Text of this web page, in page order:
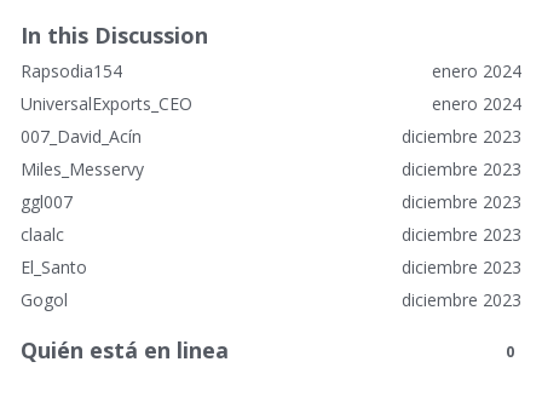
c
e
s
r
á
p
d
o
s
In this Discussion
enero 2024
Rapsodia154
enero 2024
UniversalExports_CEO
diciembre 2023
007_David_Acín
diciembre 2023
Miles_Messervy
diciembre 2023
ggl007
diciembre 2023
claalc
diciembre 2023
El_Santo
diciembre 2023
Gogol
Quién está en linea 0